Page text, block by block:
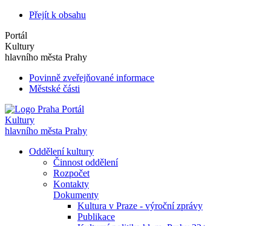
Přejít k obsahu
Portál
Kultury
hlavního města Prahy
Povinně zveřejňované informace
Městské části
Portál
Kultury
hlavního města Prahy
Oddělení kultury
Činnost oddělení
Rozpočet
Kontakty
Dokumenty
Kultura v Praze - výroční zprávy
Publikace